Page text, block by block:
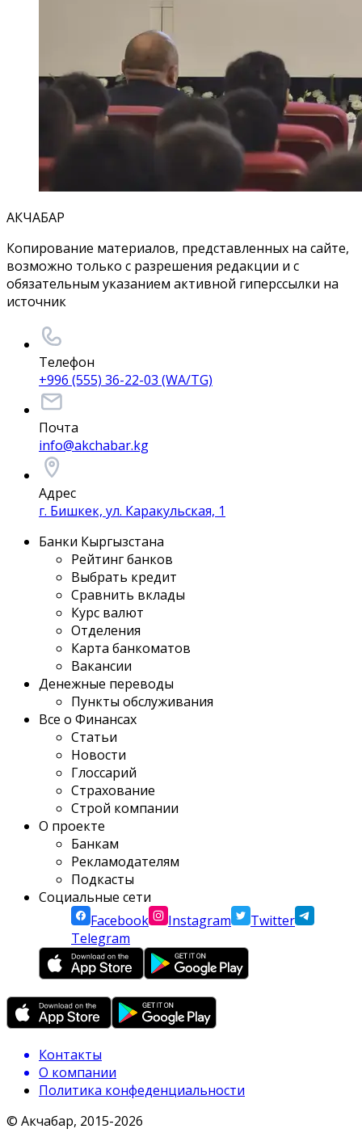
АКЧАБАР
Копирование материалов, представленных на сайте,
возможно только с разрешения редакции и с
обязательным указанием активной гиперссылки на
источник
Телефон
+996 (555) 36-22-03 (WA/TG)
Почта
info@akchabar.kg
Адрес
г. Бишкек, ул. Каракульская, 1
Банки Кыргызстана
Рейтинг банков
Выбрать кредит
Сравнить вклады
Курс валют
Отделения
Карта банкоматов
Вакансии
Денежные переводы
Пункты обслуживания
Все о Финансах
Статьи
Новости
Глоссарий
Страхование
Строй компании
О проекте
Банкам
Рекламодателям
Подкасты
Социальные сети
Facebook
Instagram
Twitter
Telegram
Контакты
О компании
Политика конфеденциальности
© Акчабар, 2015-2026